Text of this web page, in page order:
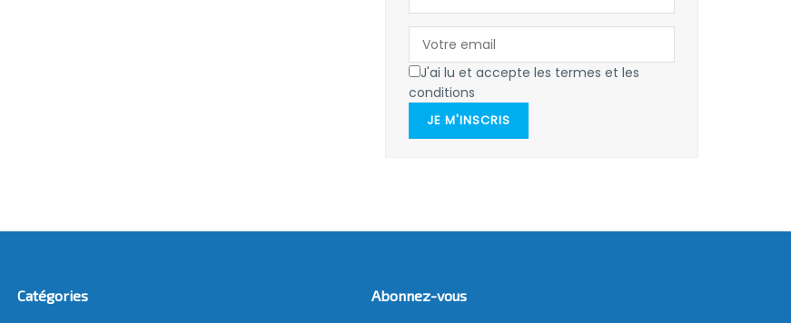
J'ai lu et accepte les termes et les
conditions
JE M'INSCRIS
Catégories Abonnez-vous